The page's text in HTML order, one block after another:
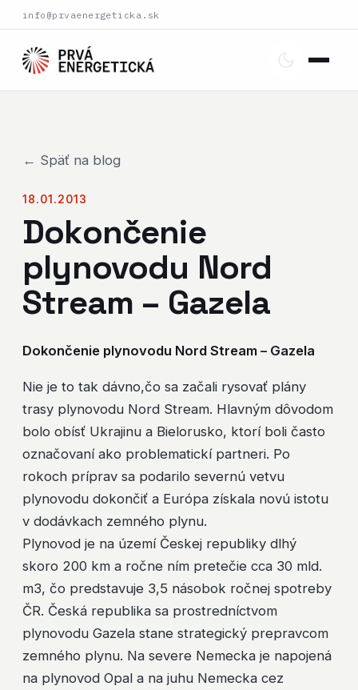
info@prvaenergeticka.sk
← Späť na blog
18.01.2013
Dokončenie
plynovodu Nord
Stream – Gazela
Dokončenie plynovodu Nord Stream – Gazela
Nie je to tak dávno,čo sa začali rysovať plány
trasy plynovodu Nord Stream. Hlavným dôvodom
bolo obísť Ukrajinu a Bielorusko, ktorí boli často
označovaní ako problematickí partneri. Po
rokoch príprav sa podarilo severnú vetvu
plynovodu dokončiť a Európa získala novú istotu
v dodávkach zemného plynu.
Plynovod je na území Českej republiky dlhý
skoro 200 km a ročne ním pretečie cca 30 mld.
m3, čo predstavuje 3,5 násobok ročnej spotreby
ČR. Česká republika sa prostredníctvom
plynovodu Gazela stane strategický prepravcom
zemného plynu. Na severe Nemecka je napojená
na plynovod Opal a na juhu Nemecka cez